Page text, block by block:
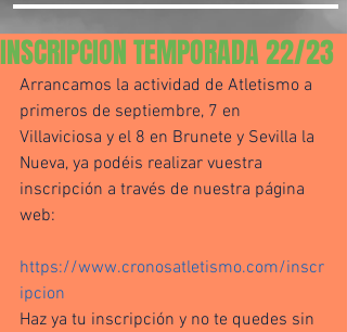
INSCRIPCION TEMPORADA 22/23
Arrancamos la actividad de Atletismo a
primeros de septiembre, 7 en
Villaviciosa y el 8 en Brunete y Sevilla la
Nueva, ya podéis realizar vuestra
inscripción a través de nuestra página
web:
https://www.cronosatletismo.com/inscr
ipcion
Haz ya tu inscripción y no te quedes sin